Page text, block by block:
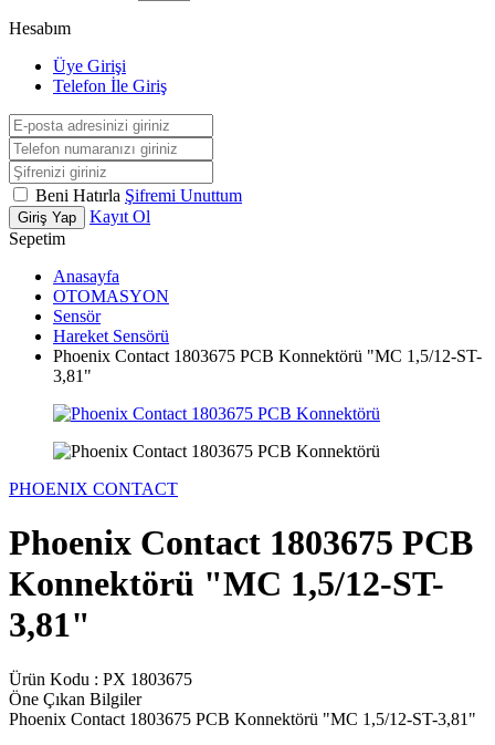
Hesabım
Üye Girişi
Telefon İle Giriş
Beni Hatırla Şifremi Unuttum
Giriş Yap
Kayıt Ol
Sepetim
Anasayfa
OTOMASYON
Sensör
Hareket Sensörü
Phoenix Contact 1803675 PCB Konnektörü "MC 1,5/12-ST-
3,81"
PHOENIX CONTACT
Phoenix Contact 1803675 PCB
Konnektörü "MC 1,5/12-ST-
3,81"
Ürün Kodu : PX 1803675
Öne Çıkan Bilgiler
Phoenix Contact 1803675 PCB Konnektörü "MC 1,5/12-ST-3,81"